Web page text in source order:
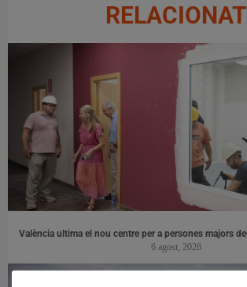
RELACIONAT
València ultima el nou centre per a persones majors
6 agost, 2026